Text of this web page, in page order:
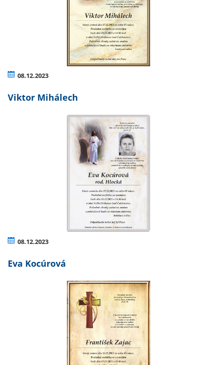
08.12.2023
Viktor Mihálech
08.12.2023
Eva Kocúrová